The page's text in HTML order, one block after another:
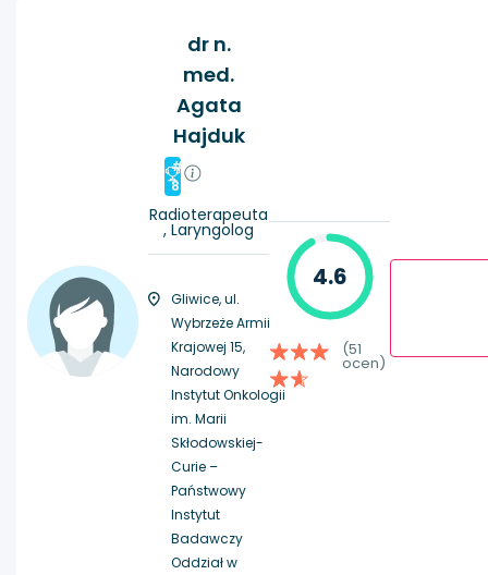
dr n.
med.
Agata
Hajduk
#
8
Radioterapeuta
, Laryngolog
Gliwice, ul.
Wybrzeże Armii
Krajowej 15,
Narodowy
Instytut Onkologii
im. Marii
Skłodowskiej-
Curie –
Państwowy
Instytut
Badawczy
Oddział w
4.6
(51
ocen)